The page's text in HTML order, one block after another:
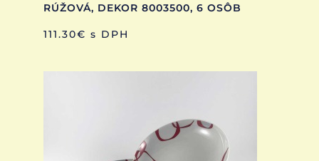
RÚŽOVÁ, DEKOR 8003500, 6 OSÔB
111.30€ s DPH